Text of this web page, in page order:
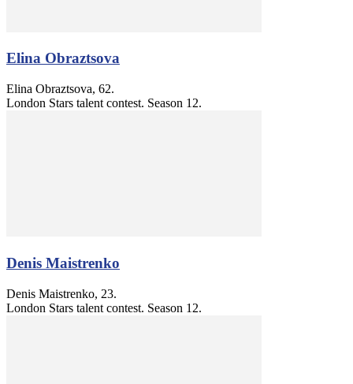
Elina Obraztsova
Elina Obraztsova, 62.
London Stars talent contest. Season 12.
Denis Maistrenko
Denis Maistrenko, 23.
London Stars talent contest. Season 12.